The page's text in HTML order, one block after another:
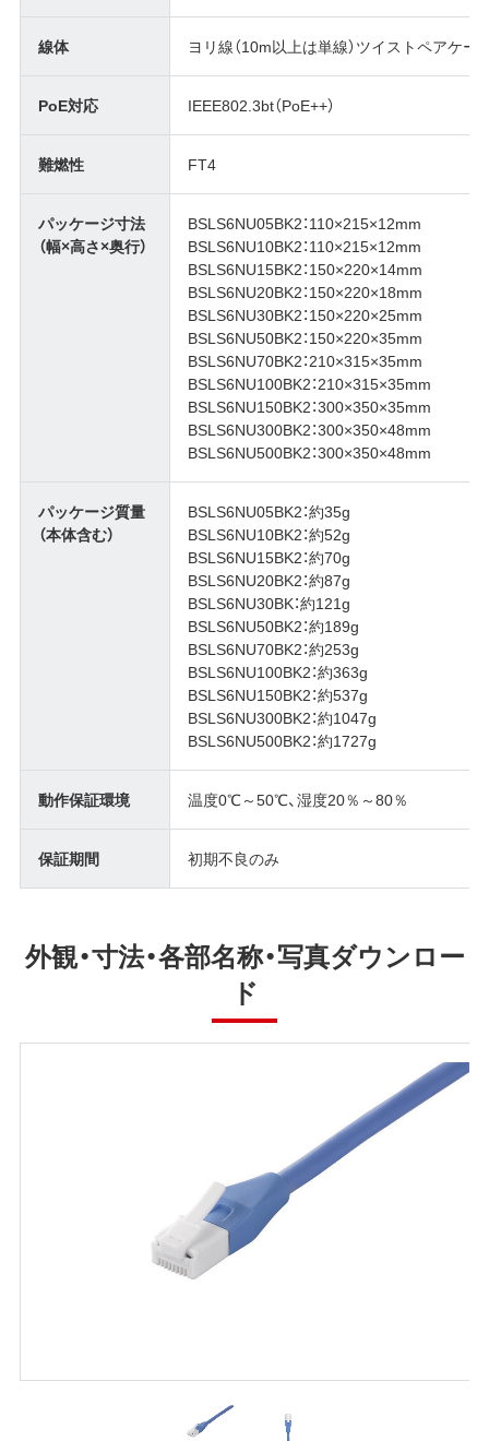
線体 ヨリ線（10m以上は単線）ツイストペアケー
PoE対応 IEEE802.3bt（PoE++）
難燃性 FT4
パッケージ寸法
（幅×高さ×奥行）
BSLS6NU05BK2：110×215×12mm
BSLS6NU10BK2：110×215×12mm
BSLS6NU15BK2：150×220×14mm
BSLS6NU20BK2：150×220×18mm
BSLS6NU30BK2：150×220×25mm
BSLS6NU50BK2：150×220×35mm
BSLS6NU70BK2：210×315×35mm
BSLS6NU100BK2：210×315×35mm
BSLS6NU150BK2：300×350×35mm
BSLS6NU300BK2：300×350×48mm
BSLS6NU500BK2：300×350×48mm
パッケージ質量
（本体含む）
BSLS6NU05BK2：約35g
BSLS6NU10BK2：約52g
BSLS6NU15BK2：約70g
BSLS6NU20BK2：約87g
BSLS6NU30BK：約121g
BSLS6NU50BK2：約189g
BSLS6NU70BK2：約253g
BSLS6NU100BK2：約363g
BSLS6NU150BK2：約537g
BSLS6NU300BK2：約1047g
BSLS6NU500BK2：約1727g
動作保証環境 温度0℃～50℃、湿度20％～80％
保証期間 初期不良のみ
外観・寸法・各部名称・写真ダウンロー
ド